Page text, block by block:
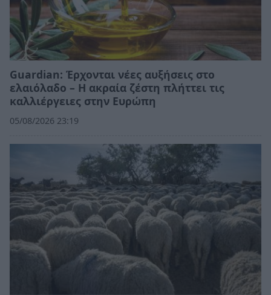
Guardian: Έρχονται νέες αυξήσεις στο
ελαιόλαδο – Η ακραία ζέστη πλήττει τις
καλλιέργειες στην Ευρώπη
05/08/2026 23:19